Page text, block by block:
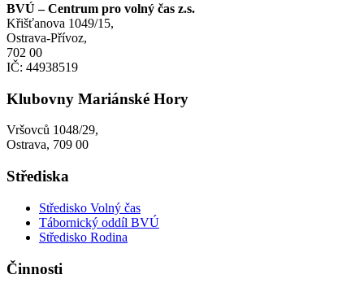
BVÚ – Centrum pro volný čas z.s.
Křišťanova 1049/15,
Ostrava-Přívoz,
702 00
IČ: 44938519
Klubovny Mariánské Hory
Vršovců 1048/29,
Ostrava, 709 00
Střediska
Středisko Volný čas
Tábornický oddíl BVÚ
Středisko Rodina
Činnosti